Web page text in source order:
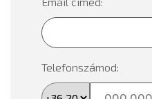
Telefonszámod: